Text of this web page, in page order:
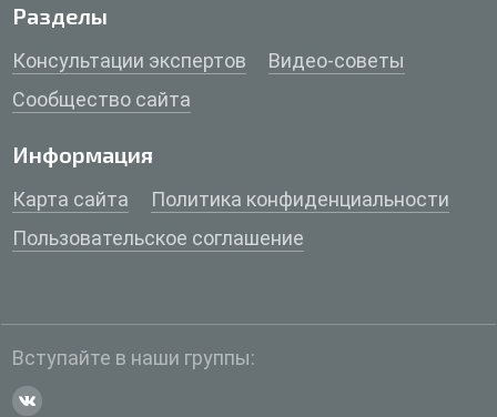
Разделы
Консультации экспертов
Видео-советы
Сообщество сайта
Информация
Карта сайта
Политика конфиденциальности
Пользовательское соглашение
Вступайте в наши группы: